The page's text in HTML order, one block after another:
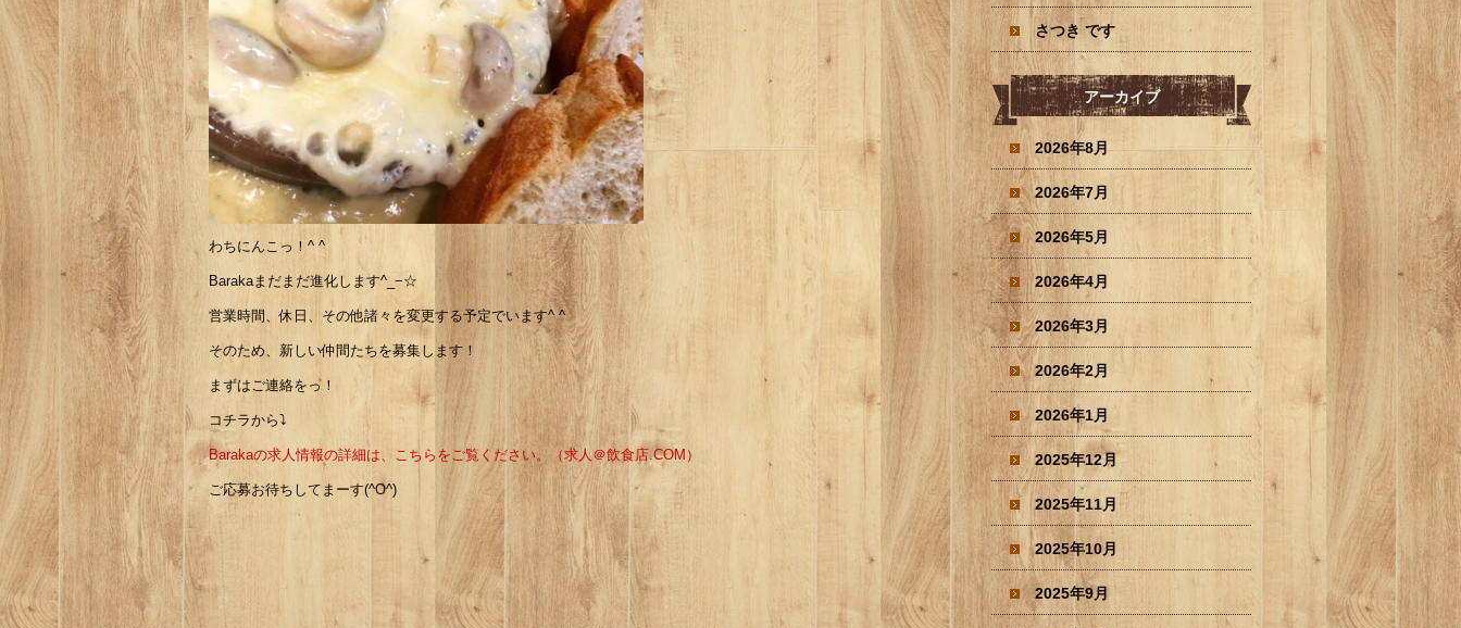
わちにんこっ！^ ^
Barakaまだまだ進化します^_−☆
営業時間、休日、その他諸々を変更する予定でいます^ ^
そのため、新しい仲間たちを募集します！
まずはご連絡をっ！
コチラから⤵︎
Barakaの求人情報の詳細は、こちらをご覧ください。（求人＠飲食店.COM）
ご応募お待ちしてまーす(^O^)
さつき です
アーカイブ
2026年8月
2026年7月
2026年5月
2026年4月
2026年3月
2026年2月
2026年1月
2025年12月
2025年11月
2025年10月
2025年9月